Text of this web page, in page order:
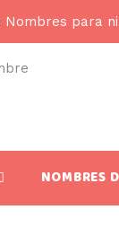
Nombres para
NOMBRES